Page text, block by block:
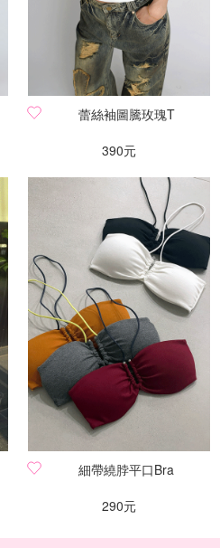
蕾絲袖圖騰玫瑰T
390元
細帶繞脖平口Bra
290元